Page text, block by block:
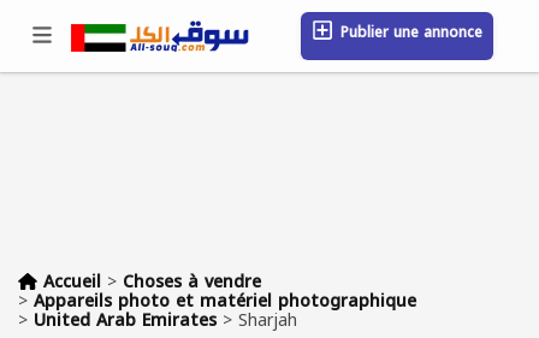
Publier une annonce
Se connecter / S'inscrire
Accueil > Choses à vendre
>Appareils photo et matériel photographique
> United Arab Emirates >Sharjah